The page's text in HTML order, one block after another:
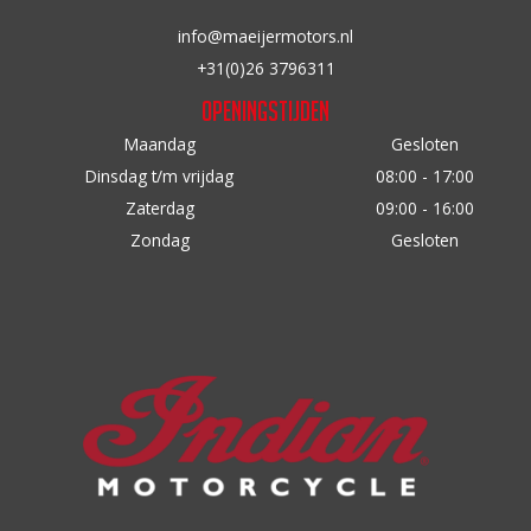
info@maeijermotors.nl
+31(0)26 3796311
Openingstijden
Maandag
Gesloten
Dinsdag t/m vrijdag
08:00 - 17:00
Zaterdag
09:00 - 16:00
Zondag
Gesloten